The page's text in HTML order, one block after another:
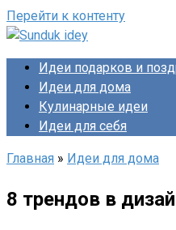
Перейти к контенту
Идеи подарков и
Идеи для дома
Кулинарные идеи
Идеи для себя
Главная » Идеи для дома
8 трендов в